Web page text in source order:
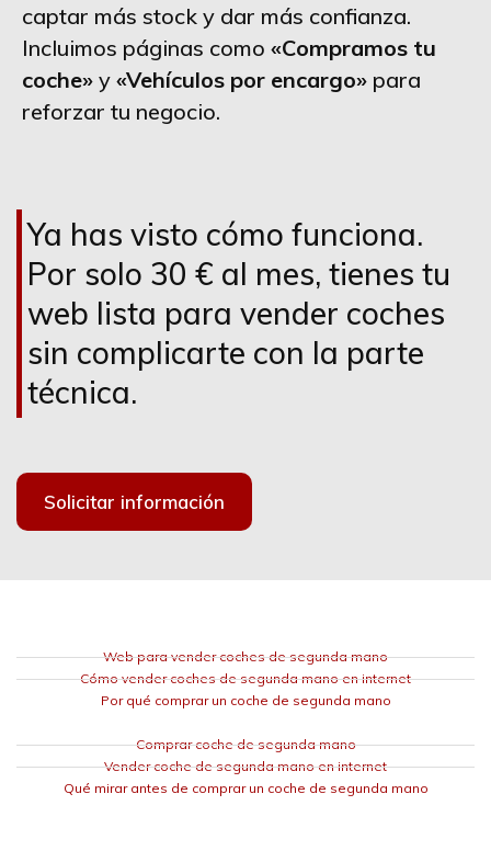
captar más stock y dar más confianza.
Incluimos páginas como «Compramos tu
coche» y «Vehículos por encargo» para
reforzar tu negocio.
Ya has visto cómo funciona.
Por solo 30 € al mes, tienes tu
web lista para vender coches
sin complicarte con la parte
técnica.
Solicitar información
Web para vender coches de segunda mano
Cómo vender coches de segunda mano en internet
Por qué comprar un coche de segunda mano
Comprar coche de segunda mano
Vender coche de segunda mano en internet
Qué mirar antes de comprar un coche de segunda mano